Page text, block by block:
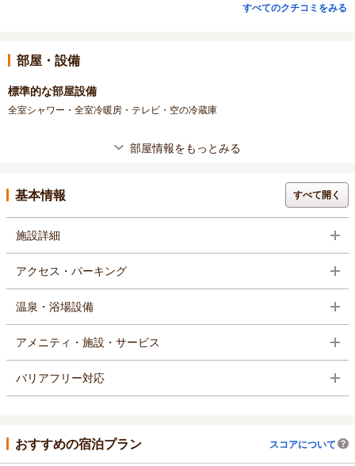
すべてのクチコミをみる
部屋・設備
標準的な部屋設備
全室シャワー・全室冷暖房・テレビ・空の冷蔵庫
部屋情報をもっとみる
基本情報 すべて開く
施設詳細
アクセス・パーキング
温泉・浴場設備
アメニティ・施設・サービス
バリアフリー対応
おすすめの宿泊プラン スコアについて